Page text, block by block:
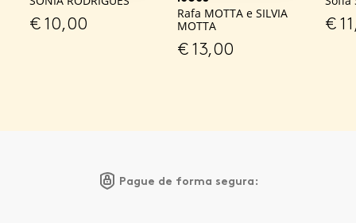
€10,00
Rafa MOTTA e SILVIA
MOTTA
€13,00
€
Pague de forma segura: